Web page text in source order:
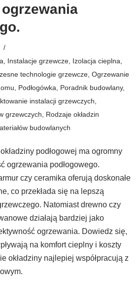
, Instalacje grzewcze, Izolacja cieplna,
technologie grzewcze, Ogrzewanie
, Podłogówka, Poradnik budowlany,
instalacji grzewczych,
grzewczych, Rodzaje okładzin
budowlanych
podłogowej ma ogromny
ogrzewania podłogowego.
czy ceramika oferują doskonałe
co przekłada się na lepszą
Natomiast drewno czy
działają bardziej jako
ogrzewania. Dowiedz się,
na komfort cieplny i koszty
okładziny najlepiej współpracują z